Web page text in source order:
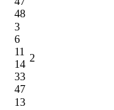
48
3
6
11
14
33
47
2
13